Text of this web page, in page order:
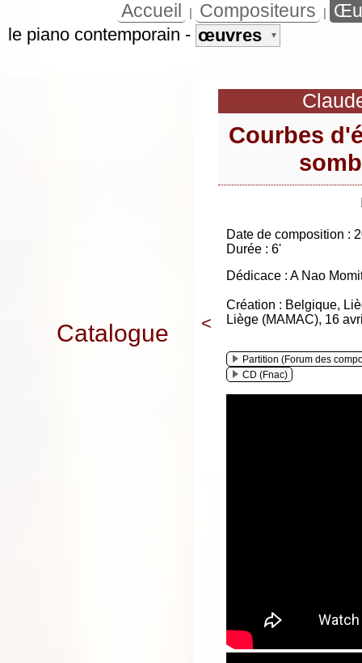
Accueil Compositeurs
Catalogue <
Courbes
Date de composition :
Durée : 6'
Dédicace : A Nao
Création : Belgique,
Liège (MAMAC), 16
Partition (Forum des
CD (Fnac)
le piano contemporain - œuvres ▼